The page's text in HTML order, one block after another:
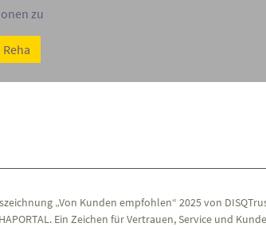
zu
„Von Kunden empfohlen“ 2025 von
Ein Zeichen für Vertrauen, Service und